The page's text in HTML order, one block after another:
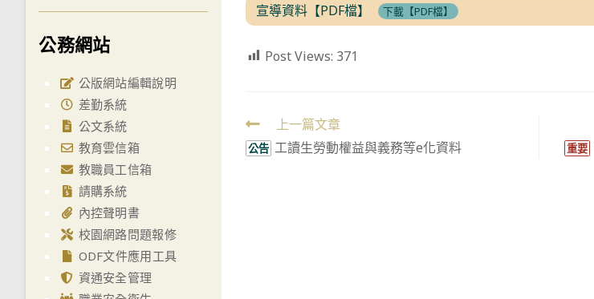
宣導資料【PDF檔】 下載【PDF檔】
Post Views: 371
Read
more
上一篇文章
公告 工讀生勞動權益與義務等e化資料 重要
公務網站
公版網站編輯說明
差勤系統
公文系統
教育雲信箱
教職員工信箱
請購系統
內控聲明書
校園網路問題報修
ODF文件應用工具
資通安全管理